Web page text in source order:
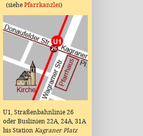
(siehe Pfarrkanzlei)
U1, Straßenbahnlinie 26
oder Buslinien 22A, 24A, 31A
bis Station Kagraner Platz